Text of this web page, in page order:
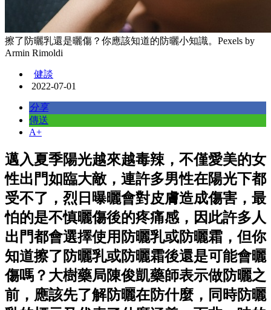
擦了防曬乳還是曬傷？你應該知道的防曬小知識。Pexels by
Armin Rimoldi
健談
2022-07-01
分享
傳送
A+
邁入夏季陽光越來越毒辣，不僅愛美的女
性出門如臨大敵，連許多男性在陽光下都
受不了，烈日曝曬會對皮膚造成傷害，最
怕的是不慎曬傷後的疼痛感，因此許多人
出門都會選擇使用防曬乳或防曬霜，但你
知道擦了防曬乳或防曬霜後還是可能會曬
傷嗎？大樹藥局陳俊凱藥師表示做防曬之
前，應該先了解防曬在防什麼，同時防曬